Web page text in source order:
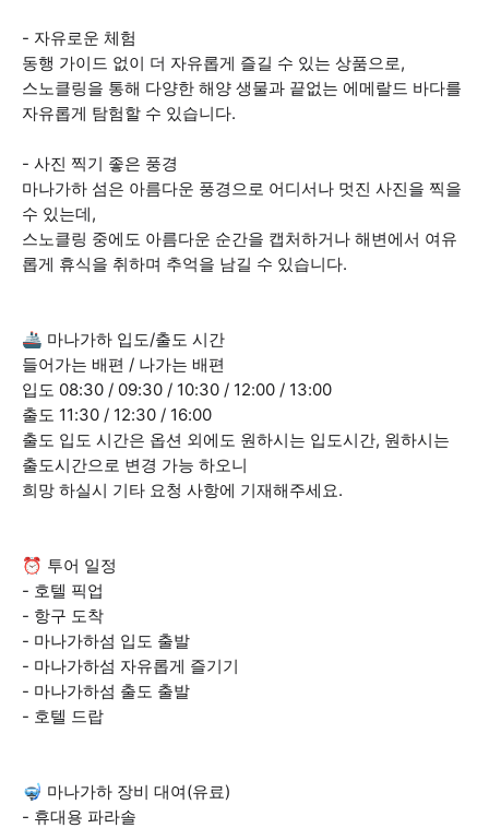
- 자유로운 체험
동행 가이드 없이 더 자유롭게 즐길 수 있는 상품으로,
스노클링을 통해 다양한 해양 생물과 끝없는 에메랄드 바다를
자유롭게 탐험할 수 있습니다.
- 사진 찍기 좋은 풍경
마나가하 섬은 아름다운 풍경으로 어디서나 멋진 사진을 찍을
수 있는데,
스노클링 중에도 아름다운 순간을 캡처하거나 해변에서 여유
롭게 휴식을 취하며 추억을 남길 수 있습니다.
🚢 마나가하 입도/출도 시간
들어가는 배편 / 나가는 배편
입도 08:30 / 09:30 / 10:30 / 12:00 / 13:00
출도 11:30 / 12:30 / 16:00
출도 입도 시간은 옵션 외에도 원하시는 입도시간, 원하시는
출도시간으로 변경 가능 하오니
희망 하실시 기타 요청 사항에 기재해주세요.
⏰ 투어 일정
- 호텔 픽업
- 항구 도착
- 마나가하섬 입도 출발
- 마나가하섬 자유롭게 즐기기
- 마나가하섬 출도 출발
- 호텔 드랍
🤿 마나가하 장비 대여(유료)
- 휴대용 파라솔